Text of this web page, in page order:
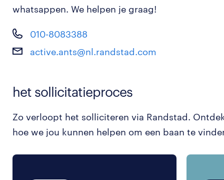
whatsappen. We helpen je graag!
010-8083388
active.ants@nl.randstad.com
het sollicitatieproces
Zo verloopt het solliciteren via Randstad.
hoe we jou kunnen helpen om een baan te